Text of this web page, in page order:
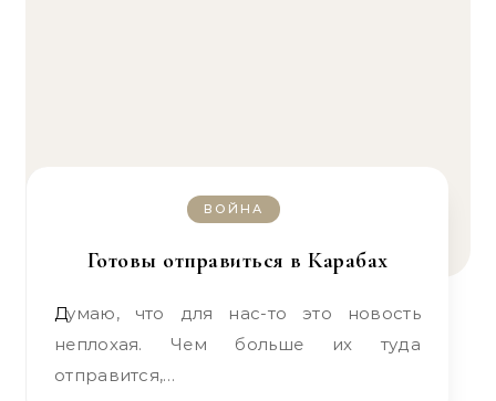
ВОЙНА
Готовы отправиться в Карабах
Думаю, что для нас-то это новость
неплохая. Чем больше их туда
отправится,…